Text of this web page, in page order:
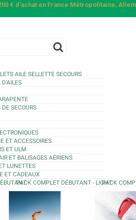
€ d'achat en France Métropolitaine,
AILE SELLETTE SECOURS
D'AILES
SECOURS
ET ACCESSOIRES
ET ULM
ET BALISAGES AÉRIENS
LUNETTES
ET CADEAUX
PACK COMPLET DÉBUTANT - LIGHT
PACK